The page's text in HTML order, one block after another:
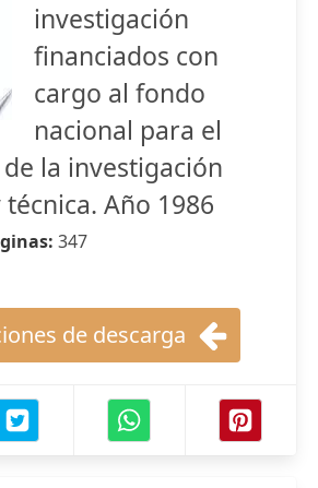
investigación
financiados con
cargo al fondo
nacional para el
la investigación
Año 1986
347
de descarga